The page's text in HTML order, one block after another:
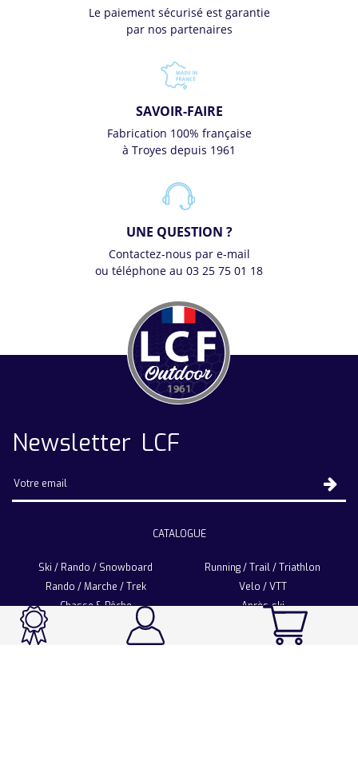
Le paiement sécurisé est garantie
par nos partenaires
SAVOIR-FAIRE
Fabrication 100% française
à Troyes depuis 1961
UNE QUESTION ?
Contactez-nous par e-mail
ou téléphone au 03 25 75 01 18
Newsletter LCF
CATALOGUE
Ski / Rando / Snowboard
Running / Trail / Triathlon
Rando / Marche / Trek
Velo / VTT
Chasse & Pêche
Après-ski
Sport Fashion